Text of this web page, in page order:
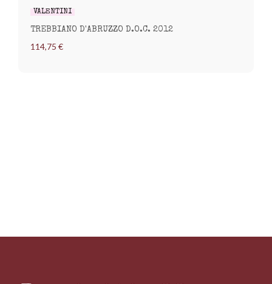
VALENTINI
TREBBIANO D'ABRUZZO D.O.C. 2012
114,75 €